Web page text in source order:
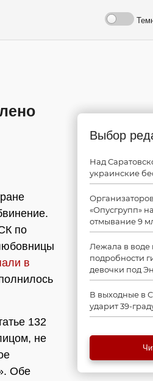
по
в
132
не
Обе
Выбор
Над
украинские
«Опусгрупп»
отмывание 9
Лежала в воде
подробности
девочки под
В выходные в
ударит 39-